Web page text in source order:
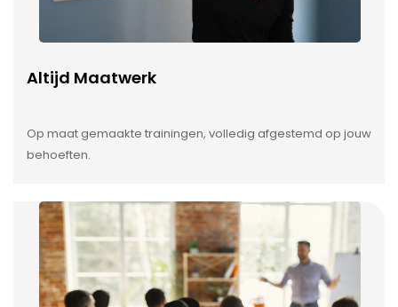
Altijd Maatwerk
Op maat gemaakte trainingen, volledig afgestemd op jouw
behoeften.